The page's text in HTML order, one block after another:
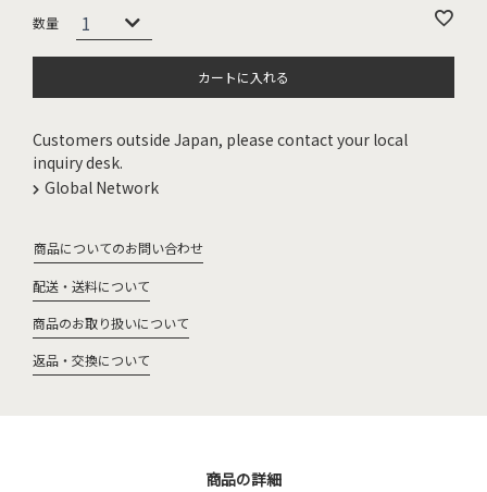
カートに入れる
Customers outside Japan, please contact your local
inquiry desk.
Global Network
商品についてのお問い合わせ
配送・送料について
商品のお取り扱いについて
返品・交換について
商品の詳細